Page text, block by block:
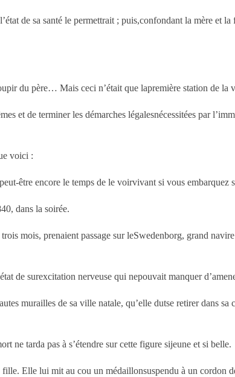
de sa santé le permettrait ; puis,confondant la mère et
du père… Mais ceci n’était que lapremière station de la
et de terminer les démarches légalesnécessitées par
voici :
être encore le temps de le voirvivant si vous embarquez
dans la soirée.
mois, prenaient passage sur leSwedenborg, grand
de surexcitation nerveuse qui nepouvait manquer
murailles de sa ville natale, qu’elle dutse retirer dans
ne tarda pas à s’étendre sur cette figure sijeune et si belle.
Elle lui mit au cou un médaillonsuspendu à un cordon